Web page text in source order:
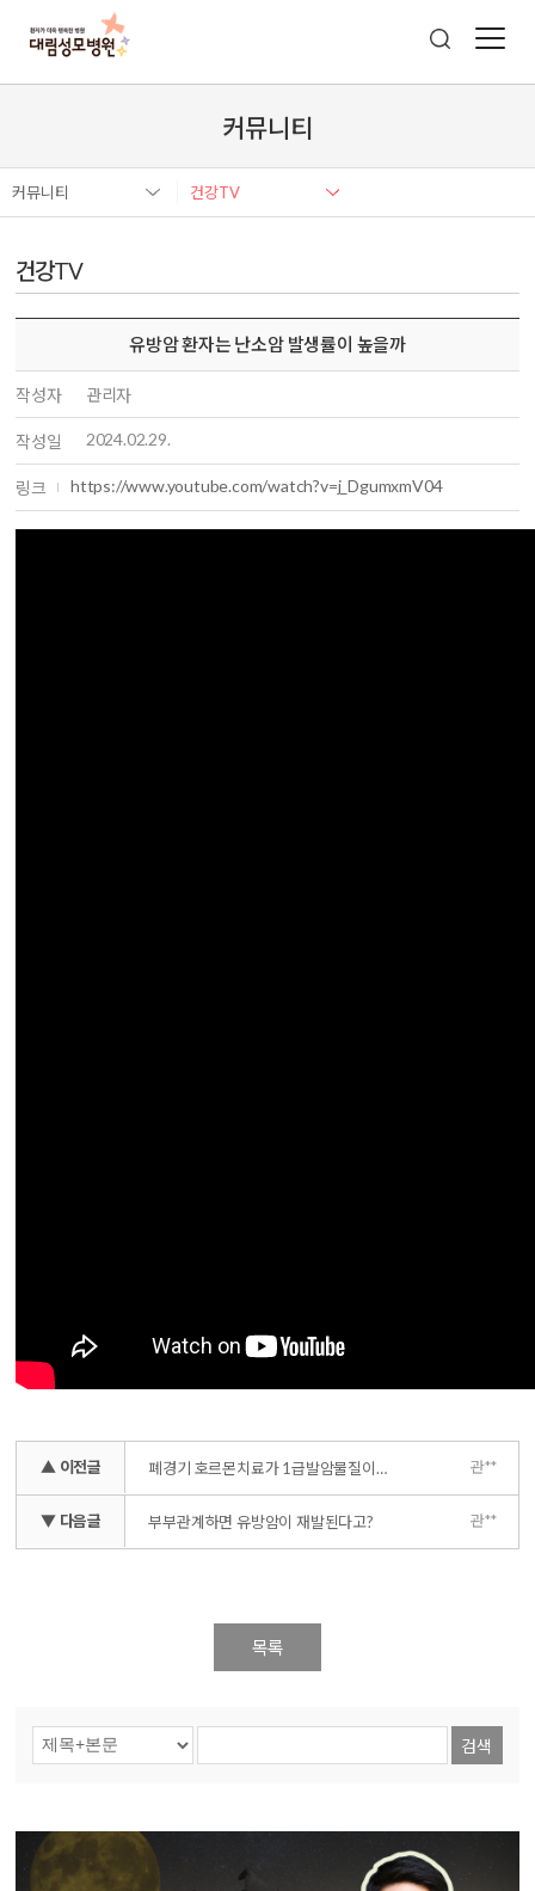
커뮤니티
커뮤니티 건강TV
건강TV
유방암 환자는 난소암 발생률이 높을까
작성자 관리자
작성일 2024.02.29.
링크 https://www.youtube.com/watch?v=j_DgumxmV04
▲ 이전글 폐경기 호르몬치료가 1급발암물질이라고 유방암 환자와 폐경 관**
▼ 다음글 부부관계하면 유방암이 재발된다고? 관**
목록
검색